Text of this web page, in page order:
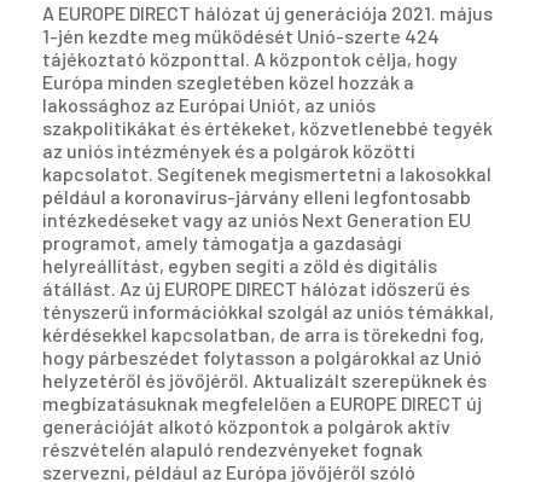
A EUROPE DIRECT hálózat új generációja 2021. május
1-jén kezdte meg működését Unió-szerte 424
tájékoztató központtal. A központok célja, hogy
Európa minden szegletében közel hozzák a
lakossághoz az Európai Uniót, az uniós
szakpolitikákat és értékeket, közvetlenebbé tegyék
az uniós intézmények és a polgárok közötti
kapcsolatot. Segítenek megismertetni a lakosokkal
például a koronavírus-járvány elleni legfontosabb
intézkedéseket vagy az uniós Next Generation EU
programot, amely támogatja a gazdasági
helyreállítást, egyben segíti a zöld és digitális
átállást. Az új EUROPE DIRECT hálózat időszerű és
tényszerű információkkal szolgál az uniós témákkal,
kérdésekkel kapcsolatban, de arra is törekedni fog,
hogy párbeszédet folytasson a polgárokkal az Unió
helyzetéről és jövőjéről. Aktualizált szerepüknek és
megbízatásuknak megfelelően a EUROPE DIRECT új
generációját alkotó központok a polgárok aktív
részvételén alapuló rendezvényeket fognak
szervezni, például az Európa jövőjéről szóló